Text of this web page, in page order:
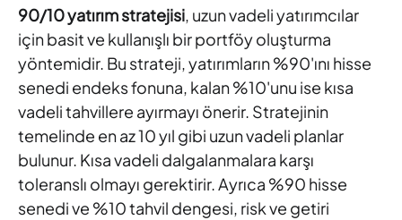
90/10 yatırım stratejisi, uzun vadeli yatırımcılar
için basit ve kullanışlı bir portföy oluşturma
yöntemidir. Bu strateji, yatırımların %90'ını hisse
senedi endeks fonuna, kalan %10'unu ise kısa
vadeli tahvillere ayırmayı önerir. Stratejinin
temelinde en az 10 yıl gibi uzun vadeli planlar
bulunur. Kısa vadeli dalgalanmalara karşı
toleranslı olmayı gerektirir. Ayrıca %90 hisse
senedi ve %10 tahvil dengesi, risk ve getiri